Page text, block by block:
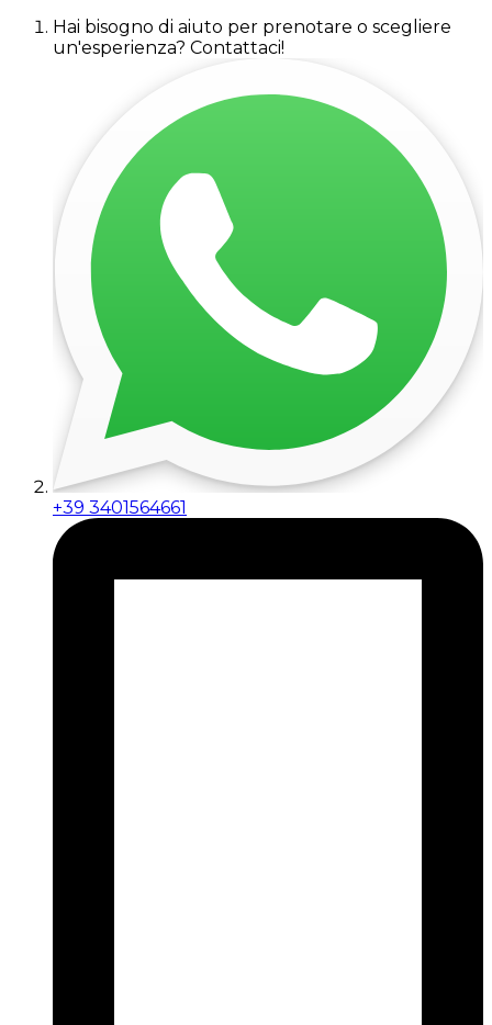
Hai bisogno di aiuto per prenotare o scegliere
un'esperienza? Contattaci!
+39 3401564661